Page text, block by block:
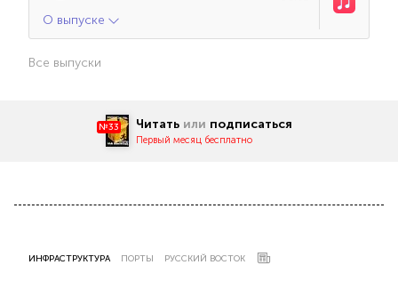
О выпуске
Все выпуски
№33 Читать или подписаться
Первый месяц бесплатно
ИНФРАСТРУКТУРА ПОРТЫ РУССКИЙ ВОСТОК